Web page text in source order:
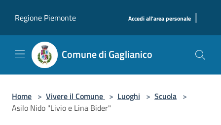
Regione Piemonte
Accedi all'area personale |
Comune di Gaglianico
Home > Vivere il Comune > Luoghi > Scuola >
Asilo Nido "Livio e Lina Bider"